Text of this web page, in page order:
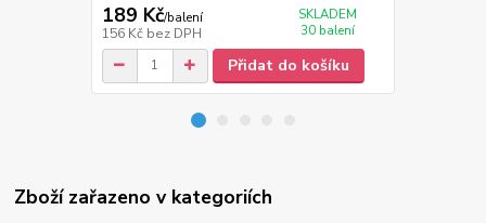
189 Kč/balení
156 Kč bez DPH
SKLADEM
30 balení
Přidat do košíku
Zboží zařazeno v kategoriích